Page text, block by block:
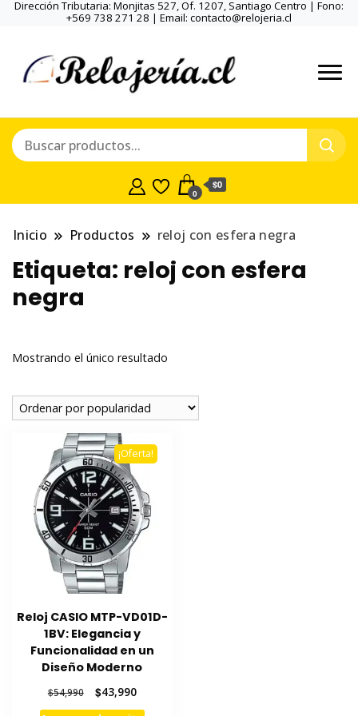
Dirección Tributaria: Monjitas 527, Of. 1207, Santiago Centro | Fono:
+569 738 271 28 | Email: contacto@relojeria.cl
0
$0
Inicio Productos reloj con esfera negra
Etiqueta: reloj con esfera
negra
Mostrando el único resultado
¡Oferta!
Reloj CASIO MTP-VD01D-
1BV: Elegancia y
Funcionalidad en un
Diseño Moderno
$54,990
precio
$43,990El
precio